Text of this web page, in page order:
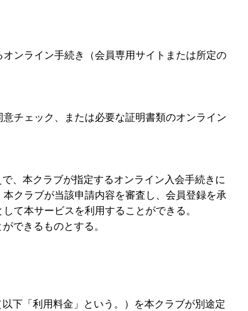
ンライン手続き（会員専用サイトまたは所定の
チェック、または必要な証明書類のオンライン
、本クラブが指定するオンライン入会手続きに
クラブが当該申請内容を審査し、会員登録を承
て本サービスを利用することができる。
できるものとする。
下「利用料金」という。）を本クラブが別途定